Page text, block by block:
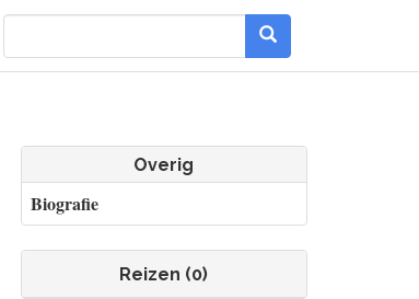
Overig
Biografie
Reizen (0)